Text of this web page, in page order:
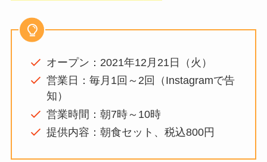
オープン：2021年12月21日（火）
営業日：毎月1回～2回（Instagramで告
知）
営業時間：朝7時～10時
提供内容：朝食セット、税込800円